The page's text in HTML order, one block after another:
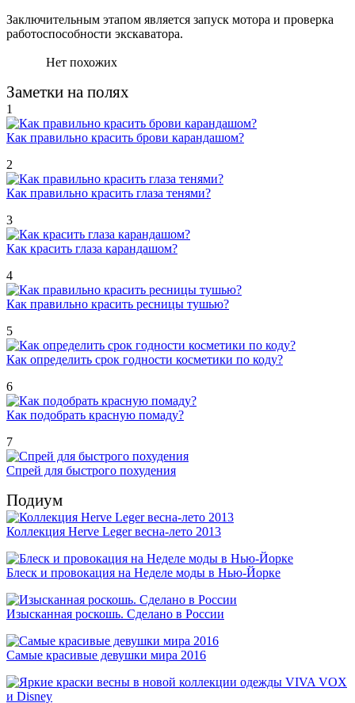
Заключительным этапом является запуск мотора и проверка
работоспособности экскаватора.
Нет похожих
Заметки на полях
1
Как правильно красить брови карандашом?
2
Как правильно красить глаза тенями?
3
Как красить глаза карандашом?
4
Как правильно красить ресницы тушью?
5
Как определить срок годности косметики по коду?
6
Как подобрать красную помаду?
7
Спрей для быстрого похудения
Подиум
Коллекция Herve Leger весна-лето 2013
Блеск и провокация на Неделе моды в Нью-Йорке
Изысканная роскошь. Сделано в России
Самые красивые девушки мира 2016